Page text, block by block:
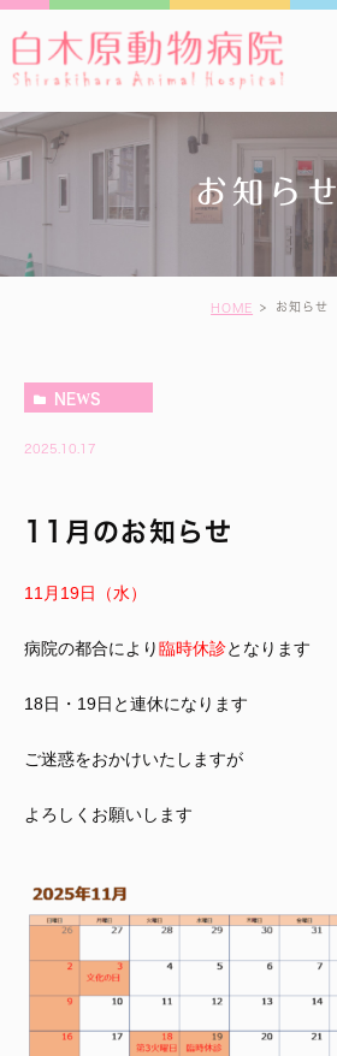
お知らせ
HOME お知らせ
NEWS
2025.10.17
11月のお知らせ
11月19日（水）
病院の都合により臨時休診となります
18日・19日と連休になります
ご迷惑をおかけいたしますが
よろしくお願いします